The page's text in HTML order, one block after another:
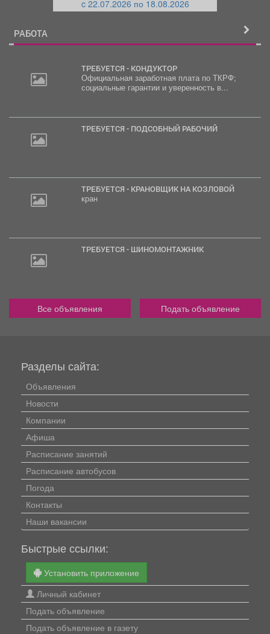
c 22.07.2026 по 18.08.2026
РАБОТА
ТРЕБУЕТСЯ - КОНДУКТОР
Официальная заработная плата по ТКРФ;
социальные гарантии и уверенность в...
ТРЕБУЕТСЯ - ПОДСОБНЫЙ РАБОЧИЙ
ТРЕБУЕТСЯ - КРАНОВЩИК НА КОЗЛОВОЙ
кран
ТРЕБУЕТСЯ - ШИНОМОНТАЖНИК
Все объявления Подать объявление
Разделы сайта:
Объявления
Новости
Компании
Афиша
Расписание занятий
Расписание автобусов
Погода
Контакты
Наши вакансии
Быстрые ссылки:
Установить приложение
Личный кабинет
Подать объявление
Подать объявление в газету